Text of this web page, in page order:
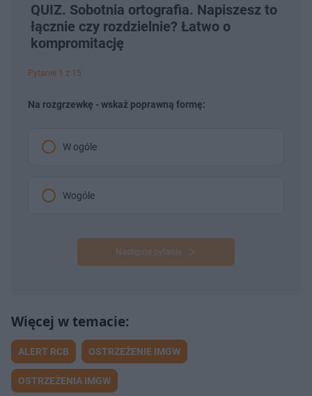
QUIZ. Sobotnia ortografia. Napiszesz to
łącznie czy rozdzielnie? Łatwo o
kompromitację
Pytanie 1 z 15
Na rozgrzewkę - wskaż poprawną formę:
W ogóle
Wogóle
Następne pytanie
ALERT RCB OSTRZEŻENIE IMGW
OSTRZEŻENIA IMGW